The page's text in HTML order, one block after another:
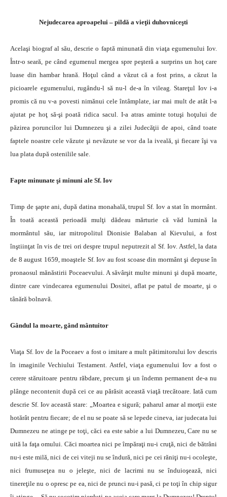
Nejudecarea aproapelui – pildă a vieţii duhovniceşti
Acelaşi biograf al său, descrie o faptă minunată din viaţa egumenului Iov.
Într-o seară, pe când egumenul mergea spre peşteră a surprins un hoţ care
luase din hambar hrană. Hoţul când a văzut că a fost prins, a căzut la
picioarele egumenului, rugându-l să nu-l de-a în vileag. Stareţul Iov i-a
promis că nu v-a povesti nimănui cele întâmplate, iar mai mult de atât l-a
ajutat pe hoţ să-şi poată ridica sacul. I-a atras aminte totuşi hoţului de
păzirea poruncilor lui Dumnezeu şi a zilei Judecăţii de apoi, când toate
faptele noastre cele văzute şi nevăzute se vor da la iveală, şi fiecare îşi va
lua plata după ostenilile sale.
Fapte minunate şi minuni ale Sf. Iov
Timp de şapte ani, după datina monahală, trupul Sf. Iov a stat în mormânt.
În toată această perioadă mulţi dădeau mărturie că văd lumină la
mormântul său, iar mitropolitul Dionisie Balaban al Kievului, a fost
înştiinţat în vis de trei ori despre trupul neputrezit al Sf. Iov. Astfel, la data
de 8 august 1659, moaştele Sf. Iov au fost scoase din mormânt şi depuse în
pronaosul mănăstirii Poceaevului. A săvârşit multe minuni şi după moarte,
dintre care vindecarea egumenului Dositei, aflat pe patul de moarte, şi o
tânără bolnavă.
Gândul la moarte, gând mântuitor
Viaţa Sf. Iov de la Poceaev a fost o imitare a mult pătimitorului Iov descris
în imaginile Vechiului Testament. Astfel, viaţa egumenului Iov a fost o
cerere stăruitoare pentru răbdare, precum şi un îndemn permanent de-a nu
plânge necontenit după cei ce au părăsit această viaţă trecătoare. Iată cum
descrie Sf. Iov această stare: „Moartea e sigură; paharul amar al morţii este
hotărât pentru fiecare; de el nu se poate să se lepede cineva, iar judecata lui
Dumnezeu ne atinge pe toţi, căci ea este sabie a lui Dumnezeu, Care nu se
uită la faţa omului. Căci moartea nici pe împăraţi nu-i cruţă, nici de bătrâni
nu-i este milă, nici de cei viteji nu se îndură, nici pe cei răniţi nu-i ocoleşte,
nici frumuseţea nu o jeleşte, nici de lacrimi nu se înduioşează, nici
tinereţile nu o opresc pe ea, nici de prunci nu-i pasă, ci pe toţi în chip sigur